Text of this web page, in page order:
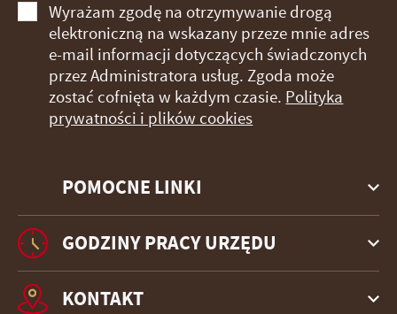
POMOCNE LINKI
Wyrażam zgodę na otrzymywanie drogą
elektroniczną na wskazany przeze mnie adres
e-mail informacji dotyczących świadczonych
przez Administratora usług. Zgoda może
zostać cofnięta w każdym czasie. Polityka
prywatności i plików cookies
GODZINY PRACY URZĘDU
KONTAKT